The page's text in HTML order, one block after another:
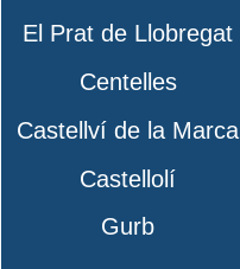
El Prat de Llobregat
Centelles
Castellví de la Marca
Castellolí
Gurb